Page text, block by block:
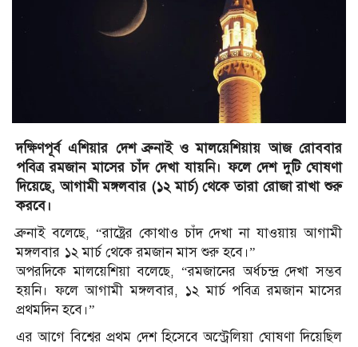
দক্ষিণপূর্ব এশিয়ার দেশ ব্রুনাই ও মালয়েশিয়ায় আজ রোববার
পবিত্র রমজান মাসের চাঁদ দেখা যায়নি। ফলে দেশ দুটি ঘোষণা
দিয়েছে, আগামী মঙ্গলবার (১২ মার্চ) থেকে তারা রোজা রাখা শুরু
করবে।
ব্রুনাই বলেছে, “রাষ্ট্রের কোথাও চাঁদ দেখা না যাওয়ায় আগামী
মঙ্গলবার ১২ মার্চ থেকে রমজান মাস শুরু হবে।”
অপরদিকে মালয়েশিয়া বলেছে, “রমজানের অর্ধচন্দ্র দেখা সম্ভব
হয়নি। ফলে আগামী মঙ্গলবার, ১২ মার্চ পবিত্র রমজান মাসের
প্রথমদিন হবে।”
এর আগে বিশ্বের প্রথম দেশ হিসেবে অস্ট্রেলিয়া ঘোষণা দিয়েছিল